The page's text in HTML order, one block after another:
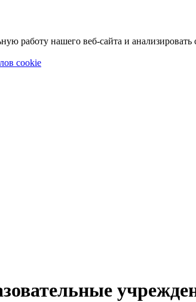
работу нашего веб-сайта и анализировать
cookie